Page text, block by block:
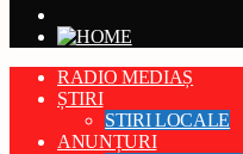
RADIO MEDIAȘ
ȘTIRI
STIRI LOCALE
ANUNȚURI